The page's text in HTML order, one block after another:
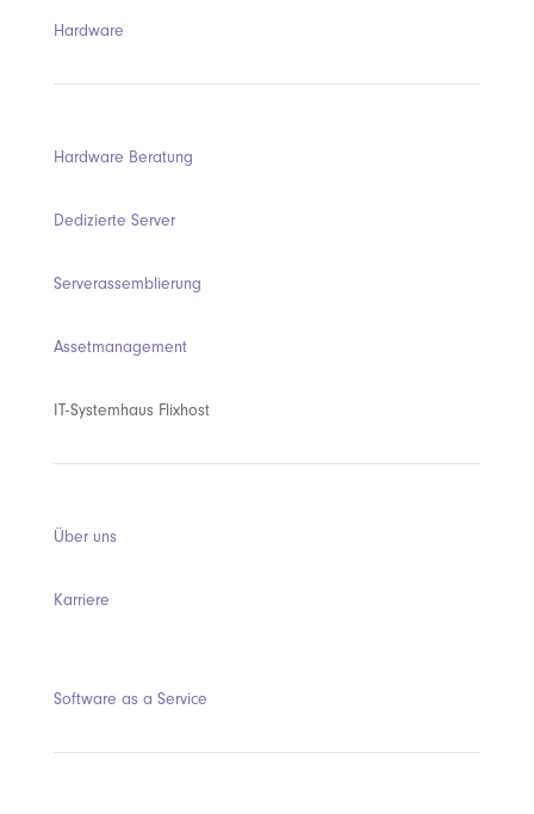
Hardware
Hardware Beratung
Dedizierte Server
Serverassemblierung
Assetmanagement
IT-Systemhaus Flixhost
Über uns
Karriere
Software as a Service